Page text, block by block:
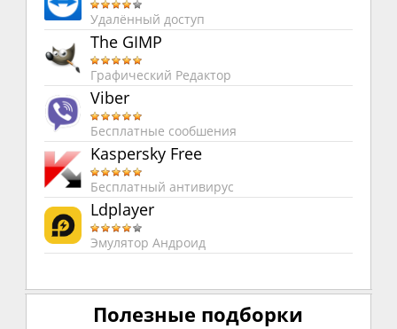
Удалённый доступ
The GIMP
Графический Редактор
Viber
Бесплатные сообшения
Kaspersky Free
Бесплатный антивирус
Ldplayer
Эмулятор Андроид
Полезные подборки